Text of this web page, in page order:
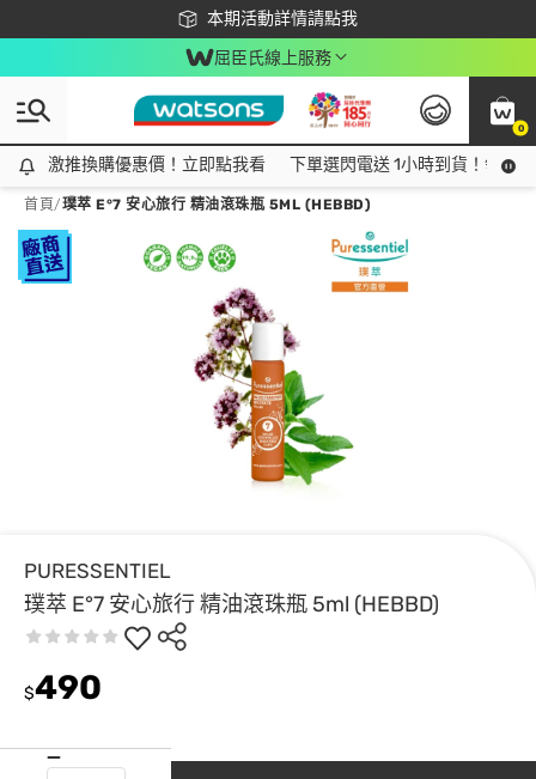
本期活動詳情請點我
下載app最高回饋$350
屈臣氏線上服務
0
激推換購優惠價！立即點我看
激推換購優惠價！立即點我看 下單選閃電送 1小時到貨！領神
首頁/璞萃 E°7 安心旅行 精油滾珠瓶 5ML (HEBBD)
PURESSENTIEL
璞萃 E°7 安心旅行 精油滾珠瓶 5ml (HEBBD)
$490